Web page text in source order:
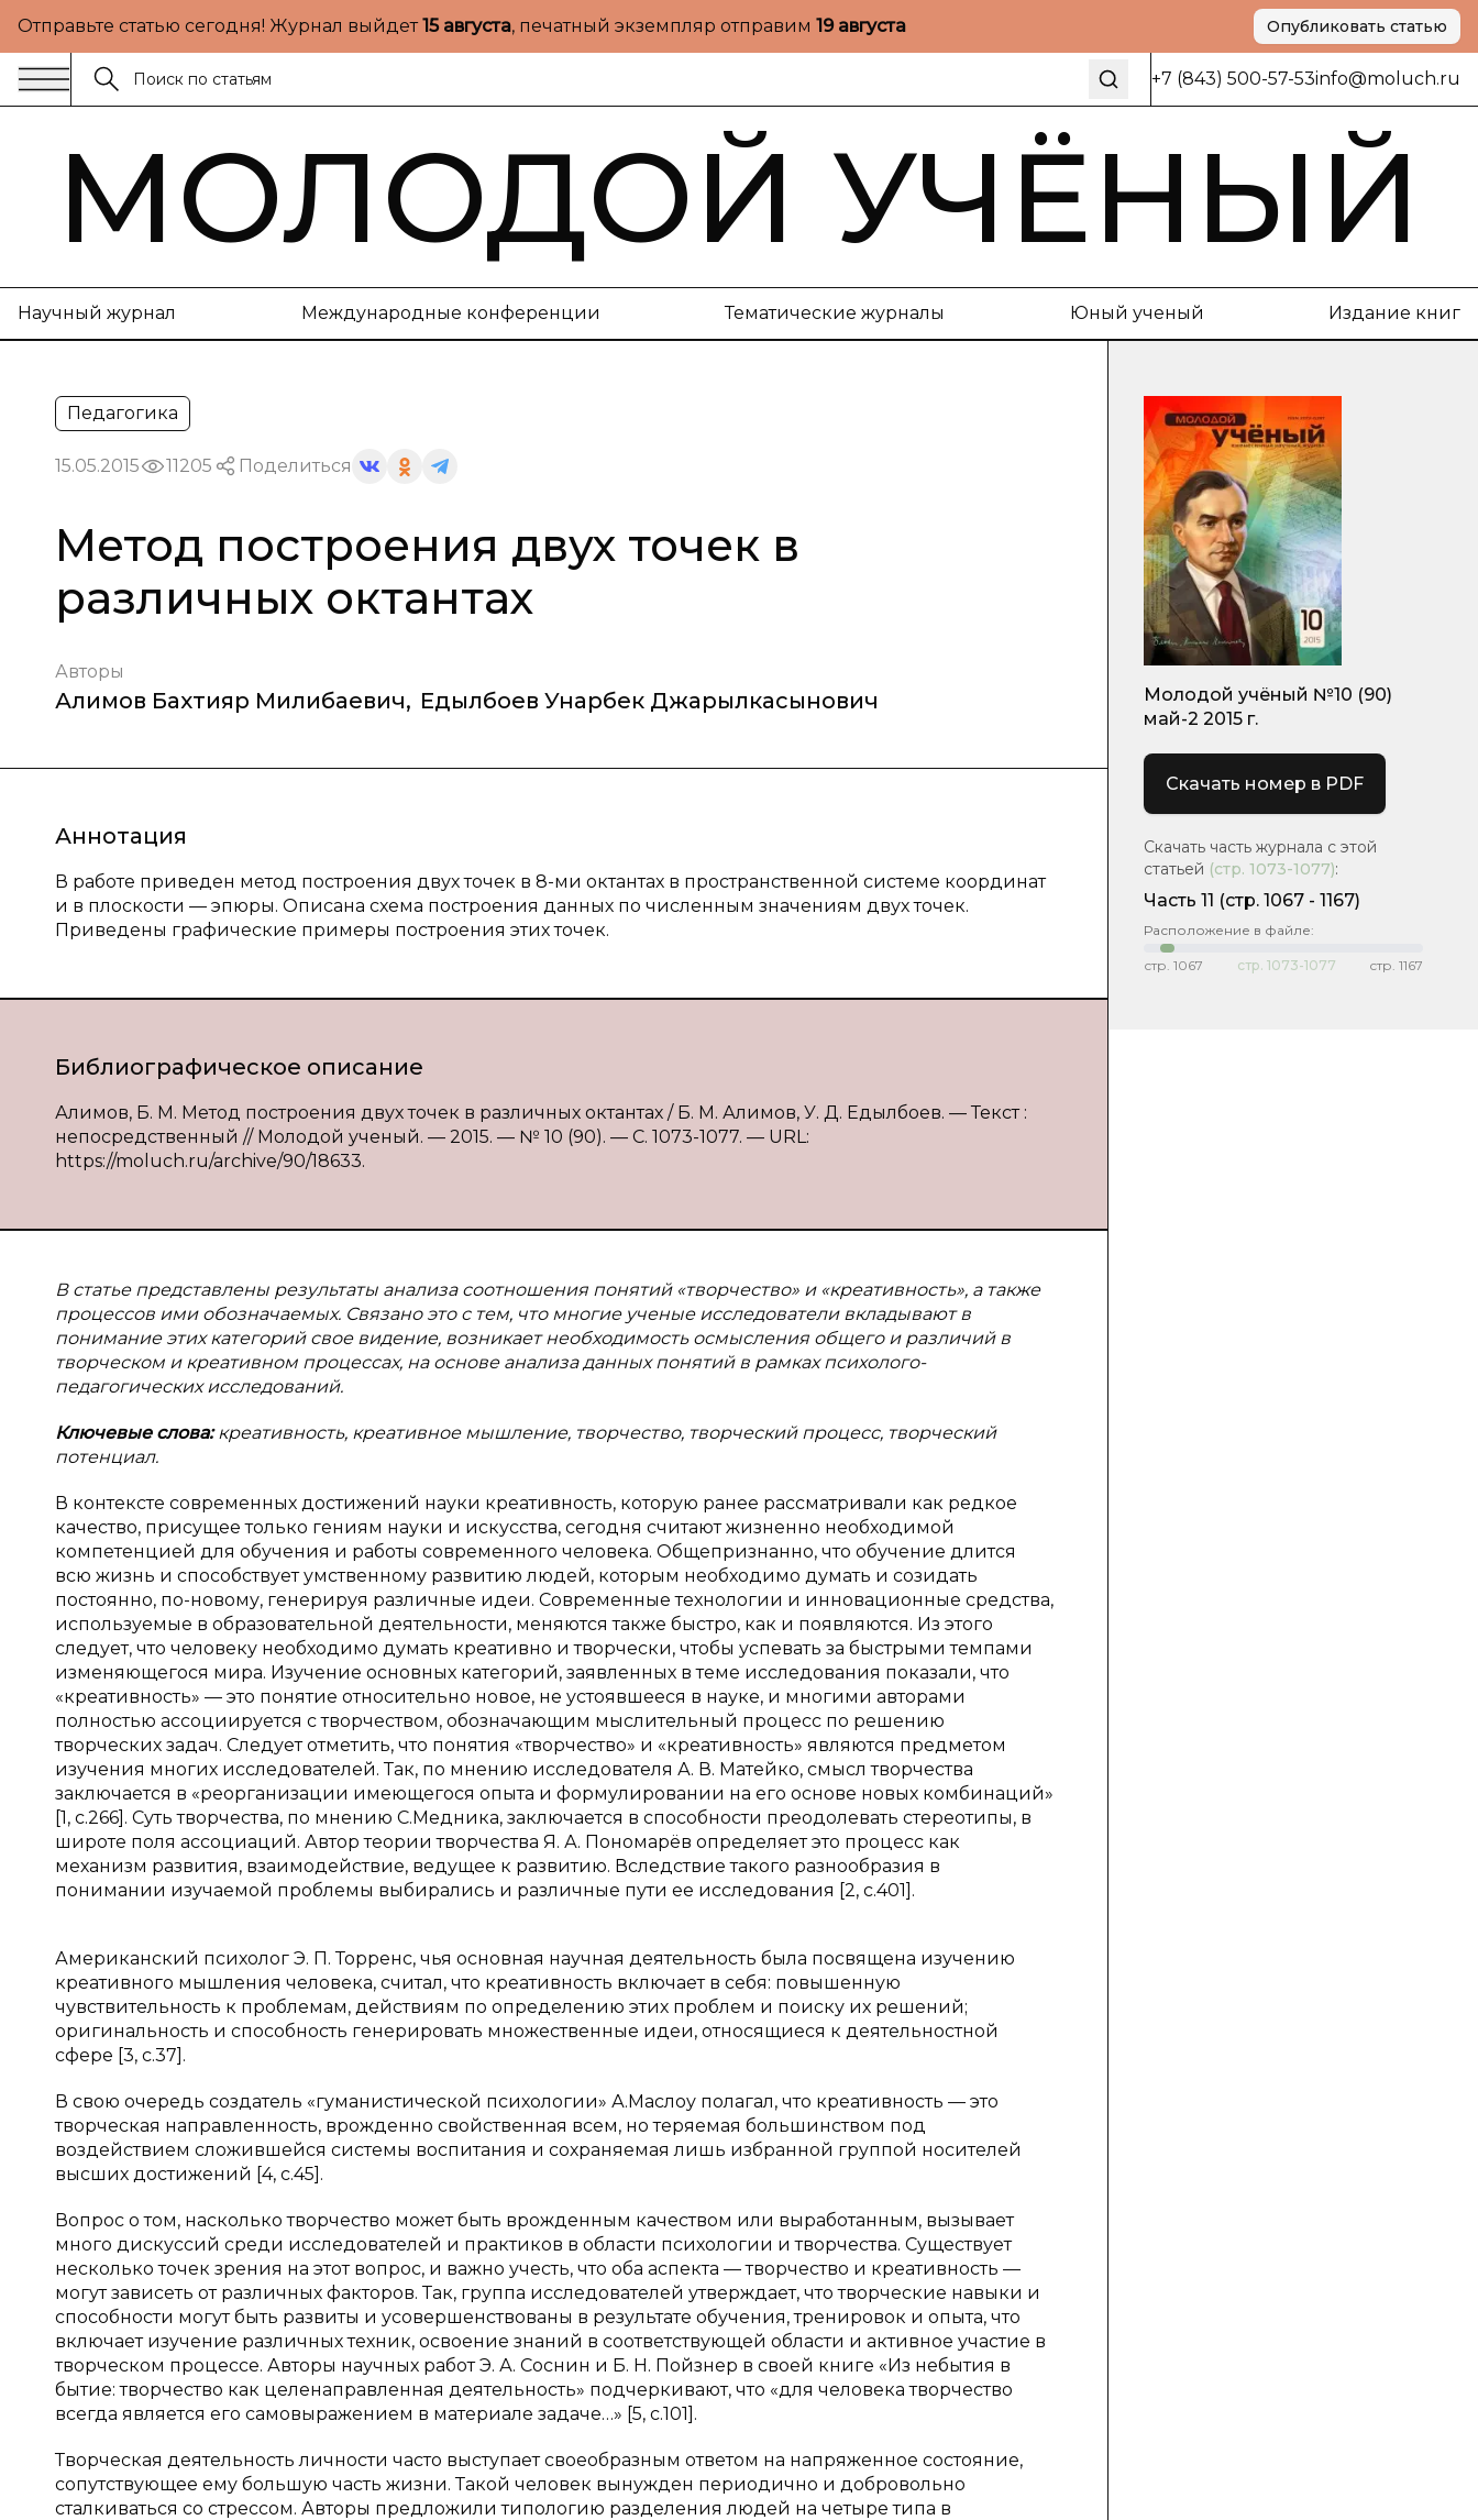
Отправьте статью сегодня! Журнал выйдет15 августа, печатный экземпляр отправим 19 августа Опубликовать статью
+7 (843) 500-57-53info@moluch.ru
МОЛОДОЙ УЧЁНЫЙ
Научный журнал Международные конференции Тематические журналы Юный ученый Издание книг
Педагогика
15.05.2015 11205 Поделиться
Метод построения двух точек в
различных октантах
Авторы
Алимов Бахтияр Милибаевич, Едылбоев Унарбек Джарылкасынович
Аннотация
В работе приведен метод построения двух точек в 8-ми октантах в пространственной системе координат
и в плоскости — эпюры. Описана схема построения данных по численным значениям двух точек.
Приведены графические примеры построения этих точек.
Библиографическое описание
Алимов, Б. М. Метод построения двух точек в различных октантах / Б. М. Алимов, У. Д. Едылбоев. — Текст :
непосредственный // Молодой ученый. — 2015. — № 10 (90). — С. 1073-1077. — URL:
https://moluch.ru/archive/90/18633.
В статье представлены результаты анализа соотношения понятий «творчество» и «креативность», а также
процессов ими обозначаемых. Связано это с тем, что многие ученые исследователи вкладывают в
понимание этих категорий свое видение, возникает необходимость осмысления общего и различий в
творческом и креативном процессах, на основе анализа данных понятий в рамках психолого-
педагогических исследований.
Ключевые слова:креативность, креативное мышление, творчество, творческий процесс, творческий
потенциал.
В контексте современных достижений науки креативность, которую ранее рассматривали как редкое
качество, присущее только гениям науки и искусства, сегодня считают жизненно необходимой
компетенцией для обучения и работы современного человека. Общепризнанно, что обучение длится
всю жизнь и способствует умственному развитию людей, которым необходимо думать и созидать
постоянно, по-новому, генерируя различные идеи. Современные технологии и инновационные средства,
используемые в образовательной деятельности, меняются также быстро, как и появляются. Из этого
следует, что человеку необходимо думать креативно и творчески, чтобы успевать за быстрыми темпами
изменяющегося мира. Изучение основных категорий, заявленных в теме исследования показали, что
«креативность» — это понятие относительно новое, не устоявшееся в науке, и многими авторами
полностью ассоциируется с творчеством, обозначающим мыслительный процесс по решению
творческих задач. Следует отметить, что понятия «творчество» и «креативность» являются предметом
изучения многих исследователей. Так, по мнению исследователя А. В. Матейко, смысл творчества
заключается в «реорганизации имеющегося опыта и формулировании на его основе новых комбинаций»
[1, с.266]. Суть творчества, по мнению С.Медника, заключается в способности преодолевать стереотипы, в
широте поля ассоциаций. Автор теории творчества Я. А. Пономарёв определяет это процесс как
механизм развития, взаимодействие, ведущее к развитию. Вследствие такого разнообразия в
понимании изучаемой проблемы выбирались и различные пути ее исследования [2, с.401].
Американский психолог Э. П. Торренс, чья основная научная деятельность была посвящена изучению
креативного мышления человека, считал, что креативность включает в себя: повышенную
чувствительность к проблемам, действиям по определению этих проблем и поиску их решений;
оригинальность и способность генерировать множественные идеи, относящиеся к деятельностной
сфере [3, с.37].
В свою очередь создатель «гуманистической психологии» А.Маслоу полагал, что креативность — это
творческая направленность, врожденно свойственная всем, но теряемая большинством под
воздействием сложившейся системы воспитания и сохраняемая лишь избранной группой носителей
высших достижений [4, с.45].
Вопрос о том, насколько творчество может быть врожденным качеством или выработанным, вызывает
много дискуссий среди исследователей и практиков в области психологии и творчества. Существует
несколько точек зрения на этот вопрос, и важно учесть, что оба аспекта — творчество и креативность —
могут зависеть от различных факторов. Так, группа исследователей утверждает, что творческие навыки и
способности могут быть развиты и усовершенствованы в результате обучения, тренировок и опыта, что
включает изучение различных техник, освоение знаний в соответствующей области и активное участие в
творческом процессе. Авторы научных работ Э. А. Соснин и Б. Н. Пойзнер в своей книге «Из небытия в
бытие: творчество как целенаправленная деятельность» подчеркивают, что «для человека творчество
всегда является его самовыражением в материале задаче…» [5, с.101].
Творческая деятельность личности часто выступает своеобразным ответом на напряженное состояние,
сопутствующее ему большую часть жизни. Такой человек вынужден периодично и добровольно
сталкиваться со стрессом. Авторы предложили типологию разделения людей на четыре типа в
Молодой учёный №10 (90)
май-2 2015 г.
Скачать номер в PDF
Скачать часть журнала с этой
статьей (стр. 1073-1077):
Часть 11 (cтр. 1067 - 1167)
Расположение в файле:
стр. 1067 стр. 1073-1077 стр. 1167